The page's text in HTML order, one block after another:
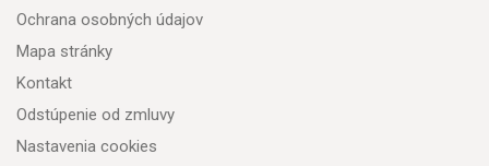
Ochrana osobných údajov
Mapa stránky
Kontakt
Odstúpenie od zmluvy
Nastavenia cookies